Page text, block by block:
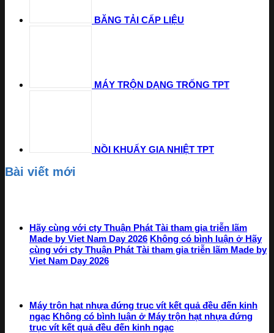
BĂNG TẢI CẤP LIỆU
MÁY TRỘN DẠNG TRỐNG TPT
NỒI KHUẤY GIA NHIỆT TPT
Bài viết mới
Hãy cùng với cty Thuận Phát Tài tham gia triễn lãm
Made by Viet Nam Day 2026 Không có bình luận ở Hãy
cùng với cty Thuận Phát Tài tham gia triễn lãm Made by
Viet Nam Day 2026
Máy trộn hạt nhựa đứng trục vít kết quả đều đến kinh
ngạc Không có bình luận ở Máy trộn hạt nhựa đứng
trục vít kết quả đều đến kinh ngạc